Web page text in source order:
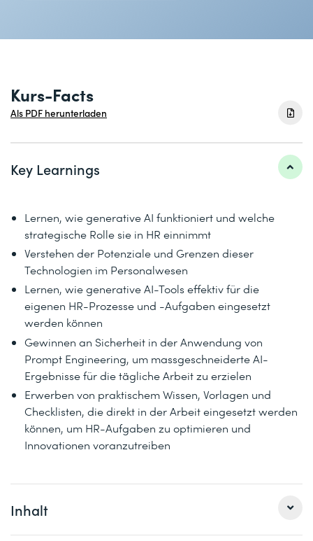
Kurs-Facts
Als PDF herunterladen
Key Learnings
Lernen, wie generative AI funktioniert und welche
strategische Rolle sie in HR einnimmt
Verstehen der Potenziale und Grenzen dieser
Technologien im Personalwesen
Lernen, wie generative AI-Tools effektiv für die
eigenen HR-Prozesse und -Aufgaben eingesetzt
werden können
Gewinnen an Sicherheit in der Anwendung von
Prompt Engineering, um massgeschneiderte AI-
Ergebnisse für die tägliche Arbeit zu erzielen
Erwerben von praktischem Wissen, Vorlagen und
Checklisten, die direkt in der Arbeit eingesetzt werden
können, um HR-Aufgaben zu optimieren und
Innovationen voranzutreiben
Inhalt